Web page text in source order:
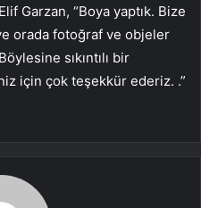
Garzan, “Boya yaptık. Bize
orada fotoğraf ve objeler
sıkıntılı bir
için çok teşekkür ederiz. .”